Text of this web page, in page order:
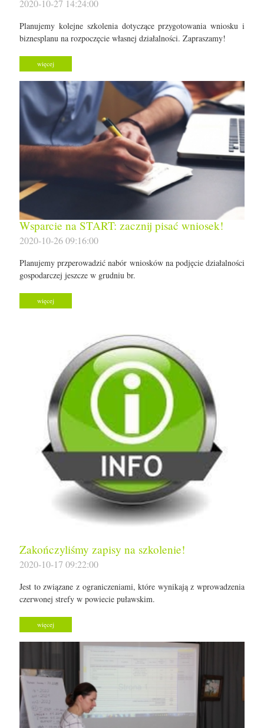
2020-10-27 14:24:00
Planujemy kolejne szkolenia dotyczące przygotowania wniosku i
biznesplanu na rozpoczęcie własnej działalności. Zapraszamy!
więcej
Wsparcie na START: zacznij pisać wniosek!
2020-10-26 09:16:00
Planujemy przperowadzić nabór wniosków na podjęcie działalności
gospodarczej jeszcze w grudniu br.
więcej
Zakończyliśmy zapisy na szkolenie!
2020-10-17 09:22:00
Jest to związane z ograniczeniami, które wynikają z wprowadzenia
czerwonej strefy w powiecie puławskim.
więcej